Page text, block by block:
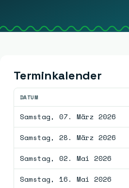
Terminkalender
DATUM
Samstag, 07. März 2026
Samstag, 28. März 2026
Samstag, 02. Mai 2026
Samstag, 16. Mai 2026